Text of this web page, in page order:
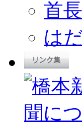
首
は